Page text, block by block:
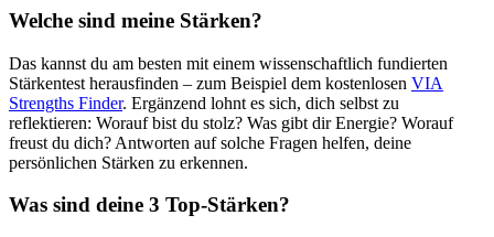
Welche sind meine Stärken?
Das kannst du am besten mit einem wissenschaftlich fundierten
Stärkentest herausfinden – zum Beispiel dem kostenlosen VIA
Strengths Finder. Ergänzend lohnt es sich, dich selbst zu
reflektieren: Worauf bist du stolz? Was gibt dir Energie? Worauf
freust du dich? Antworten auf solche Fragen helfen, deine
persönlichen Stärken zu erkennen.
Was sind deine 3 Top-Stärken?